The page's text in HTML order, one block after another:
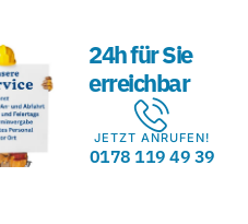
24h für Sie
erreichbar
JETZT ANRUFEN!
0178 119 49 39